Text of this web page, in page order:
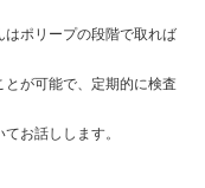
ポリープの段階で取れば
が可能で、定期的に検査
お話しします。